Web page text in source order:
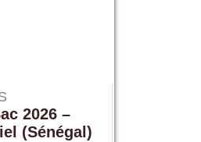
2026 –
(Sénégal)